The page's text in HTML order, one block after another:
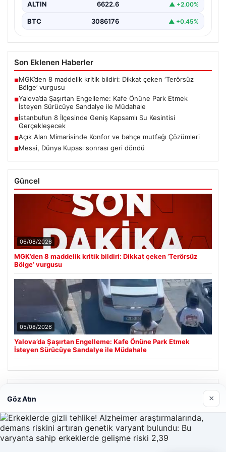
ALTIN 6622.6 ▲ +2.00%
BTC 3086176 ▲ +0.45%
Son Eklenen Haberler
■MGK’den 8 maddelik kritik bildiri: Dikkat çeken ‘Terörsüz
Bölge’ vurgusu
■Yalova’da Şaşırtan Engelleme: Kafe Önüne Park Etmek
İsteyen Sürücüye Sandalye ile Müdahale
■İstanbul’un 8 İlçesinde Geniş Kapsamlı Su Kesintisi
Gerçekleşecek
■Açık Alan Mimarisinde Konfor ve bahçe mutfağı Çözümleri
■Messi, Dünya Kupası sonrası geri döndü
Güncel
06/08/2026
MGK’den 8 maddelik kritik bildiri: Dikkat çeken ‘Terörsüz
Bölge’ vurgusu
05/08/2026
Yalova’da Şaşırtan Engelleme: Kafe Önüne Park Etmek
İsteyen Sürücüye Sandalye ile Müdahale
Göz Atın ×